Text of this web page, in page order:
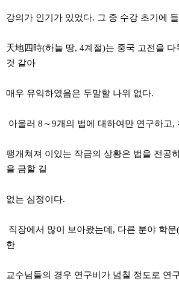
강의가 인기가 있었다. 그 중 수강 초기에
天地四時(하늘 땅, 4계절)는 중국 고전을 다
것 같아
매우 유익하였음은 두말할 나위 없다.
아울러 8～9개의 법에 대하여만 연구하고,
팽개쳐져 이있는 작금의 상황은 법을 전공
을 금할 길
없는 심정이다.
직장에서 많이 보아왔는데, 다른 분야 학
한
교수님들의 경우 연구비가 넘칠 정도로 연